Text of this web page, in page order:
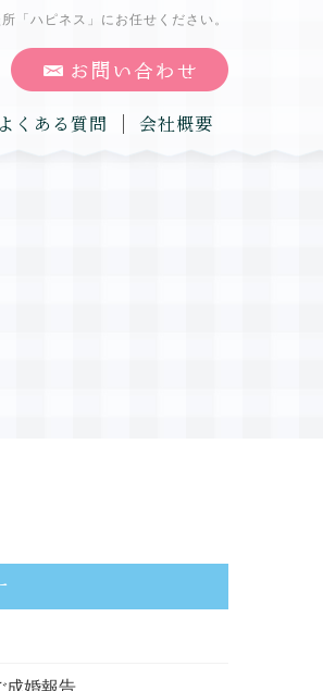
「ハピネス」にお任せください。
よくある質問 会社概要
成婚報告